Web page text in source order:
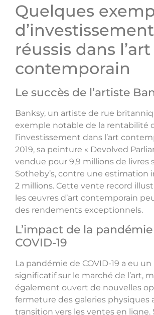
Quelques
réussis dans l’art
contemporain
Le succès de l’artiste
Banksy, un artiste de rue
exemple notable de la rentabilité
l’investissement dans l’art
2019, sa peinture « Devolved
vendue pour 9,9 millions de livres
Sotheby’s, contre une estimation
2 millions. Cette vente record
les œuvres d’art contemporain
des rendements exceptionnels.
L’impact de la
COVID-19
La pandémie de COVID-19 a eu
significatif sur le marché de l’art,
également ouvert de nouvelles
fermeture des galeries physiques
transition vers les ventes en ligne.